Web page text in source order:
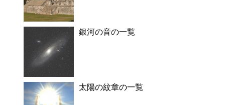
銀河の音の一覧
太陽の紋章の一覧